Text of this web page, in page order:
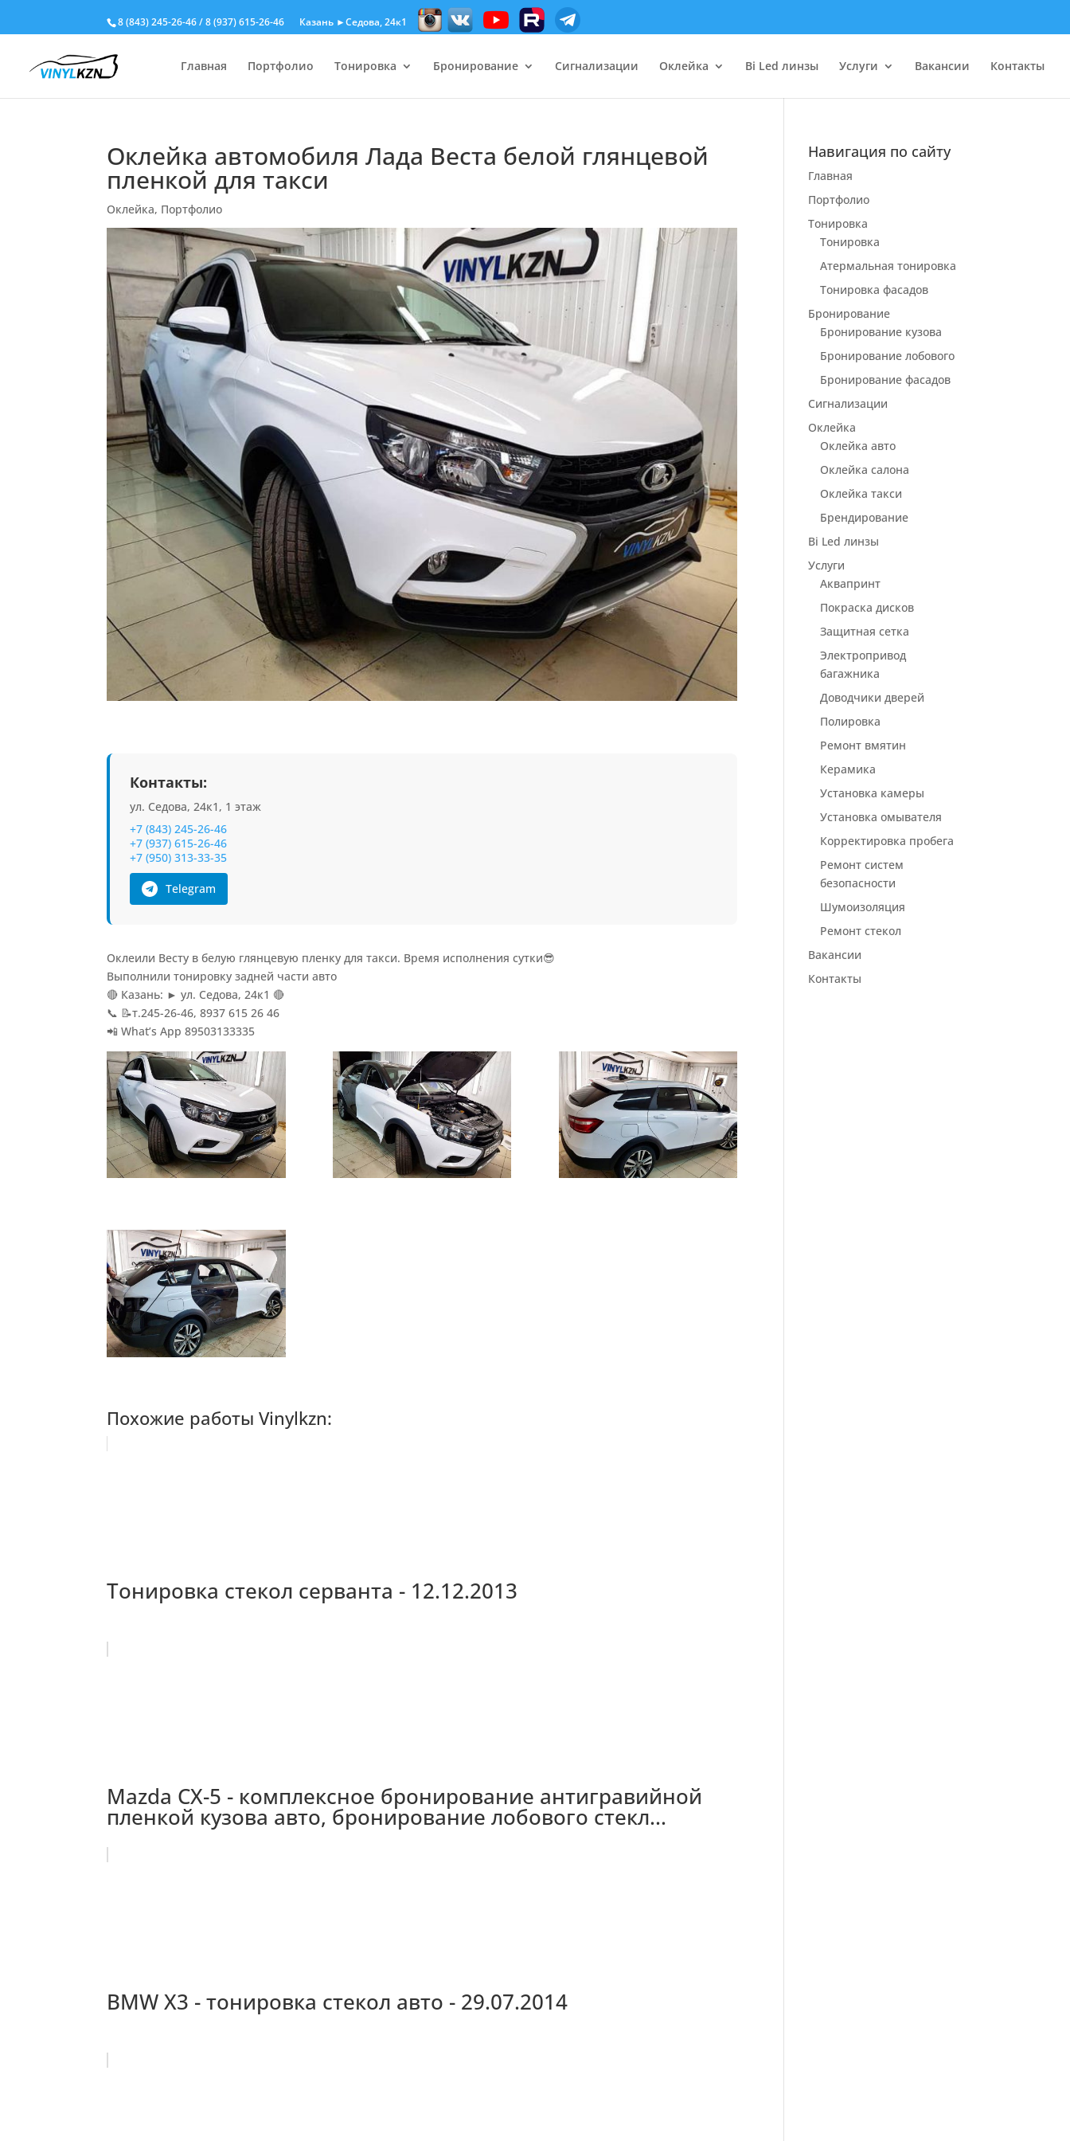
8 (843) 245-26-46/8 (937) 615-26-46 Казань ►Седова, 24к1
Главная Портфолио Тонировка Бронирование Сигнализации Оклейка Bi Led линзы Услуги Вакансии Контакты
Оклейка автомобиля Лада Веста белой глянцевой
пленкой для такси
Оклейка, Портфолио
Контакты:
ул. Седова, 24к1, 1 этаж
+7 (843) 245-26-46
+7 (937) 615-26-46
+7 (950) 313-33-35
Telegram
Оклеили Весту в белую глянцевую пленку для такси. Время исполнения сутки😎
Выполнили тонировку задней части авто
🔴 Казань: ► ул. Седова, 24к1 🔴
📞 📝т.245-26-46, 8937 615 26 46
📲 What’s App 89503133335
Похожие работы Vinylkzn:
Тонировка стекол серванта - 12.12.2013
Mazda CX-5 - комплексное бронирование антигравийной
пленкой кузова авто, бронирование лобового стекл...
BMW X3 - тонировка стекол авто - 29.07.2014
Навигация по сайту
Главная
Портфолио
Тонировка
Тонировка
Атермальная тонировка
Тонировка фасадов
Бронирование
Бронирование кузова
Бронирование лобового
Бронирование фасадов
Сигнализации
Оклейка
Оклейка авто
Оклейка салона
Оклейка такси
Брендирование
Bi Led линзы
Услуги
Аквапринт
Покраска дисков
Защитная сетка
Электропривод
багажника
Доводчики дверей
Полировка
Ремонт вмятин
Керамика
Установка камеры
Установка омывателя
Корректировка пробега
Ремонт систем
безопасности
Шумоизоляция
Ремонт стекол
Вакансии
Контакты